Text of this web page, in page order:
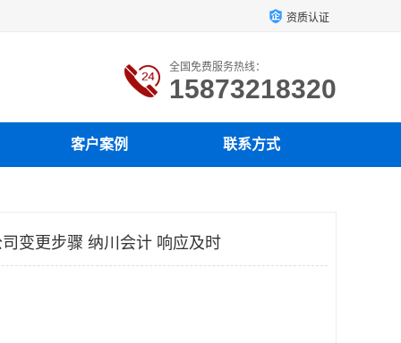
资质认证
全国免费服务热线：
15873218320
客户案例 联系方式
变更步骤 纳川会计 响应及时